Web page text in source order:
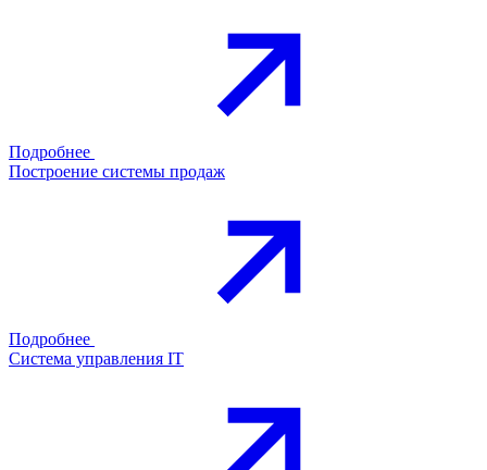
Подробнее
Построение системы продаж
Подробнее
Система управления IT